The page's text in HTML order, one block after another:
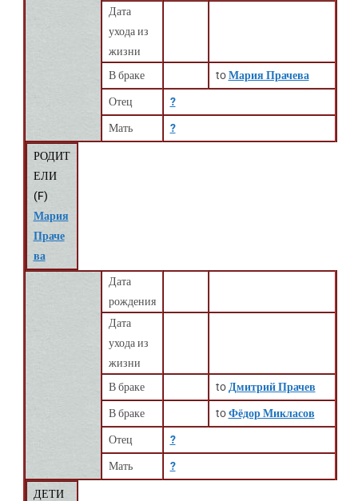
Дата
ухода из
жизни
В браке
toМария Прачева
Отец ?
Мать ?
РОДИТ
ЕЛИ
(F)
Мария
Праче
ва
Дата
рождения
Дата
ухода из
жизни
В браке
to Дмитрий Прачев
В браке toФёдор Микласов
Отец ?
Мать ?
ДЕТИ